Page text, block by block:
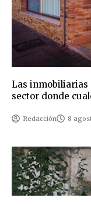
Las inmobiliarias
sector donde
Redacción 8